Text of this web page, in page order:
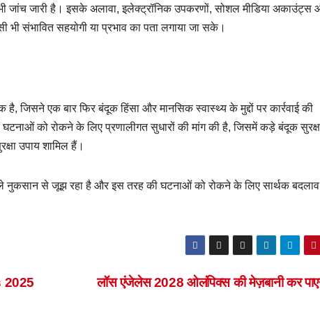
जांच जारी है। इसके अलावा, इलेक्ट्रॉनिक उपकरणों, सोशल मीडिया अकाउंट्स
भी संभावित सहयोगी या प्रभाव का पता लगाया जा सके।
जिसने एक बार फिर बंदूक हिंसा और मानसिक स्वास्थ्य के मुद्दों पर कार्रवाई की
को रोकने के लिए प्रणालीगत सुधारों की मांग की है, जिसमें कड़े बंदूक
उपाय शामिल हैं।
नुकसान से जूझ रहा है और इस तरह की घटनाओं को रोकने के लिए सार्थक
लॉस एंजेलेस 2028 ओलंपिक्स की मेज़बानी कर
2025